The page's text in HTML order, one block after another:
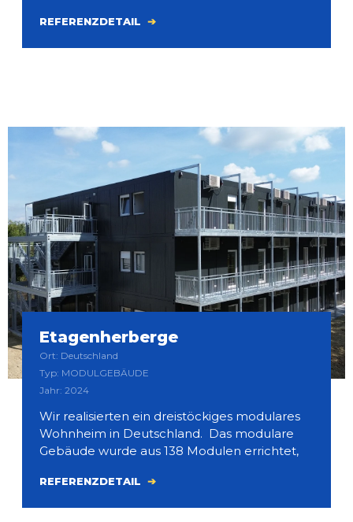
REFERENZDETAIL
Etagenherberge
Ort: Deutschland
Typ: MODULGEBÄUDE
Jahr: 2024
Wir realisierten ein dreistöckiges modulares
Wohnheim in Deutschland. Das modulare
Gebäude wurde aus 138 Modulen errichtet,
REFERENZDETAIL